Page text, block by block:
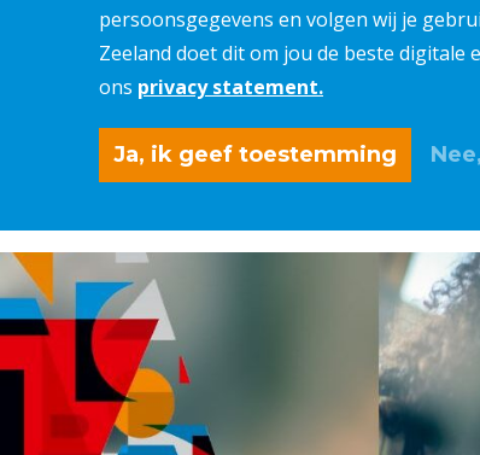
persoonsgegevens en volgen wij je
Zeeland doet dit om jou de beste digitale
ons privacy statement.
Ja, ik geef toestemming